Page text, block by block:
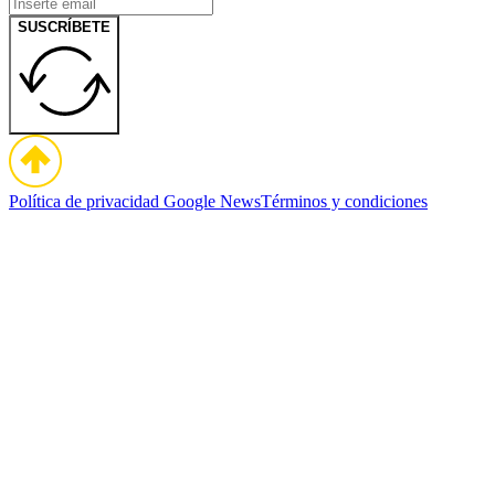
SUSCRÍBETE
Política de privacidad Google NewsTérminos y condiciones